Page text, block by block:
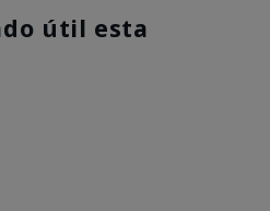
útil esta